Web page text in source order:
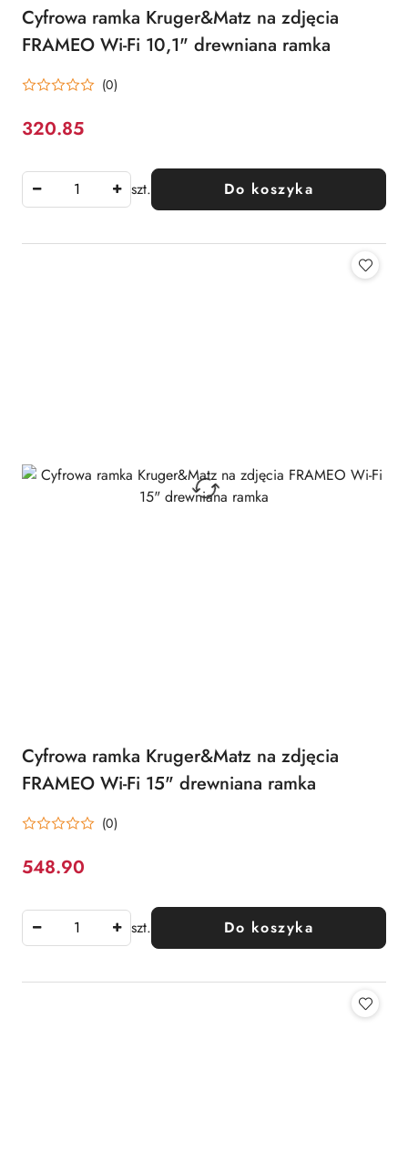
Cyfrowa ramka Kruger&Matz na zdjęcia
FRAMEO Wi-Fi 10,1" drewniana ramka
(0)
Cena:
320.85
szt. Do koszyka
Cyfrowa ramka Kruger&Matz na zdjęcia
FRAMEO Wi-Fi 15" drewniana ramka
(0)
Cena:
548.90
szt. Do koszyka